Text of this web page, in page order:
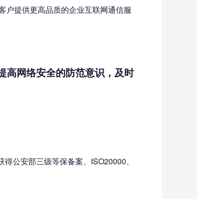
户提供更高品质的企业互联网通信服
高网络安全的防范意识，及时
公安部三级等保备案、ISO20000、